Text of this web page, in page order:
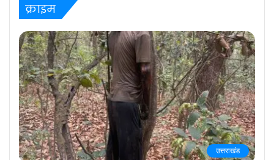
क्राइम
उत्तराखंड